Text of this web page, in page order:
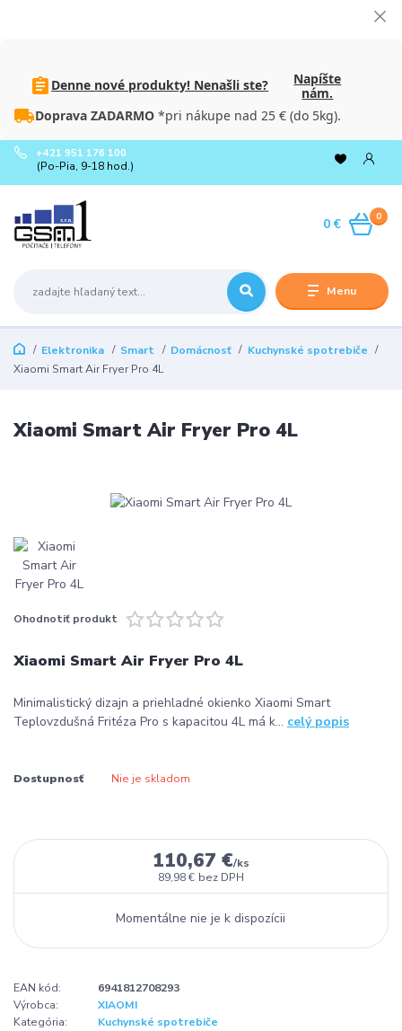
Denne nové produkty! Nenašli ste?
Napíšte
nám.
Doprava ZADARMO *pri nákupe nad 25 € (do 5kg).
Menu
+421 951 176 100
(Po-Pia, 9-18 hod.)
0
0 €
Elektronika Smart Domácnosť
Kuchynské spotrebiče
Xiaomi Smart Air Fryer Pro 4L
Xiaomi Smart Air Fryer Pro 4L
Ohodnotiť produkt
Xiaomi Smart Air Fryer Pro 4L
Minimalistický dizajn a priehladné okienko Xiaomi Smart
Teplovzdušná Fritéza Pro s kapacitou 4L má k... celý popis
Dostupnosť Nie je skladom
110,67 €/ks
89,98 € bez DPH
Momentálne nie je k dispozícii
EAN kód:
6941812708293
Výrobca:
XIAOMI
Kategória:
Kuchynské spotrebiče